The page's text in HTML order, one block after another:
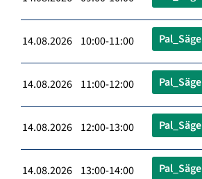
14.08.2026 10:00-11:00 Pal_Säge
14.08.2026 11:00-12:00 Pal_Säge
14.08.2026 12:00-13:00 Pal_Säge
14.08.2026 13:00-14:00 Pal_Säge